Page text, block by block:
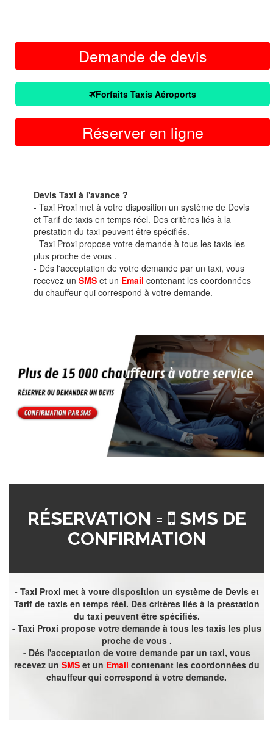
Demande de devis
Forfaits Taxis Aéroports
Réserver en ligne
Devis Taxi à l'avance ?
- Taxi Proxi met à votre disposition un système de Devis
et Tarif de taxis en temps réel. Des critères liés à la
prestation du taxi peuvent être spécifiés.
- Taxi Proxi propose votre demande à tous les taxis les
plus proche de vous .
- Dés l'acceptation de votre demande par un taxi, vous
recevez un SMS et un Email contenant les coordonnées
du chauffeur qui correspond à votre demande.
RÉSERVATION =
SMS DE
CONFIRMATION
- Taxi Proxi met à votre disposition un système de Devis et
Tarif de taxis en temps réel. Des critères liés à la prestation
du taxi peuvent être spécifiés.
- Taxi Proxi propose votre demande à tous les taxis les plus
proche de vous .
- Dés l'acceptation de votre demande par un taxi, vous
recevez un SMSet un Email contenant les coordonnées du
chauffeur qui correspond à votre demande.